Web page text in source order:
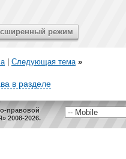
| Следующая тема »
в разделе
правовой
2008-2026.